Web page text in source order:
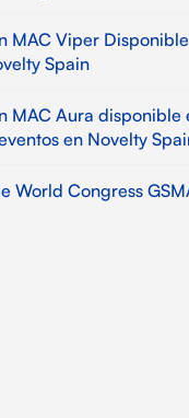
MAC Viper
Spain
MAC Aura disponible
en Novelty
World Congress